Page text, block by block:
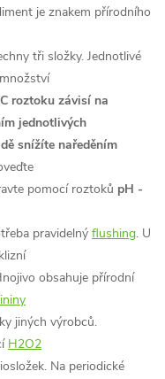
je znakem přírodního
tři složky. Jednotlivé
roztoku závisí na
jednotlivých
snížíte naředěním
pomocí roztoků pH -
pravidelný flushing. U
obsahuje přírodní
jiných výrobců.
H2O2
Na periodické